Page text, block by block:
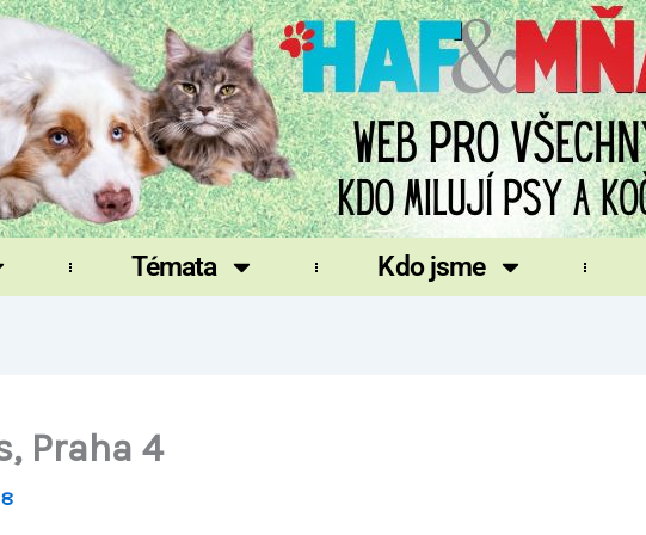
Témata Kdo jsme
Praha 4